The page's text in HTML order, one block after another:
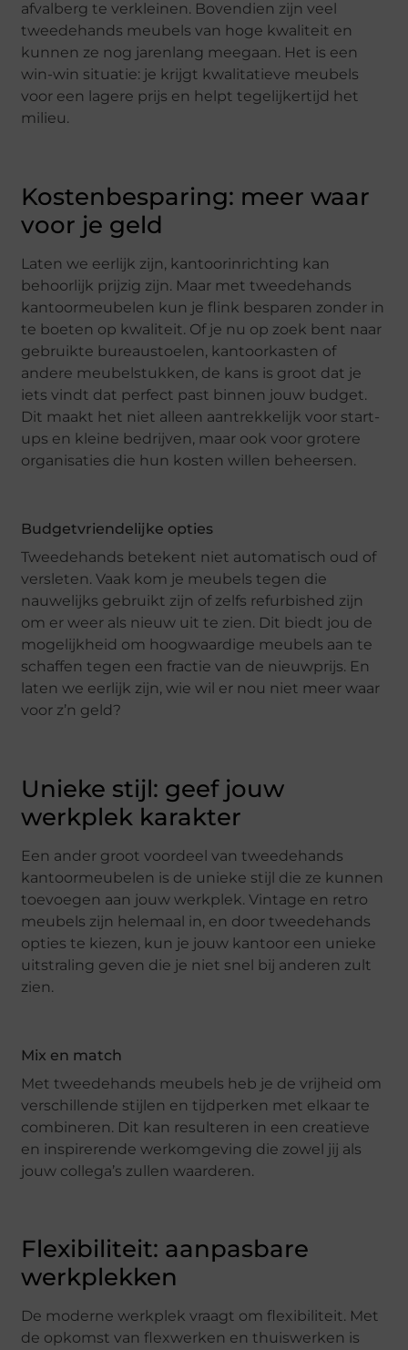
afvalberg te verkleinen. Bovendien zijn veel
tweedehands meubels van hoge kwaliteit en
kunnen ze nog jarenlang meegaan. Het is een
win-win situatie: je krijgt kwalitatieve meubels
voor een lagere prijs en helpt tegelijkertijd het
milieu.
Kostenbesparing: meer waar
voor je geld
Laten we eerlijk zijn, kantoorinrichting kan
behoorlijk prijzig zijn. Maar met tweedehands
kantoormeubelen kun je flink besparen zonder in
te boeten op kwaliteit. Of je nu op zoek bent naar
gebruikte bureaustoelen, kantoorkasten of
andere meubelstukken, de kans is groot dat je
iets vindt dat perfect past binnen jouw budget.
Dit maakt het niet alleen aantrekkelijk voor start-
ups en kleine bedrijven, maar ook voor grotere
organisaties die hun kosten willen beheersen.
Budgetvriendelijke opties
Tweedehands betekent niet automatisch oud of
versleten. Vaak kom je meubels tegen die
nauwelijks gebruikt zijn of zelfs refurbished zijn
om er weer als nieuw uit te zien. Dit biedt jou de
mogelijkheid om hoogwaardige meubels aan te
schaffen tegen een fractie van de nieuwprijs. En
laten we eerlijk zijn, wie wil er nou niet meer waar
voor z’n geld?
Unieke stijl: geef jouw
werkplek karakter
Een ander groot voordeel van tweedehands
kantoormeubelen is de unieke stijl die ze kunnen
toevoegen aan jouw werkplek. Vintage en retro
meubels zijn helemaal in, en door tweedehands
opties te kiezen, kun je jouw kantoor een unieke
uitstraling geven die je niet snel bij anderen zult
zien.
Mix en match
Met tweedehands meubels heb je de vrijheid om
verschillende stijlen en tijdperken met elkaar te
combineren. Dit kan resulteren in een creatieve
en inspirerende werkomgeving die zowel jij als
jouw collega’s zullen waarderen.
Flexibiliteit: aanpasbare
werkplekken
De moderne werkplek vraagt om flexibiliteit. Met
de opkomst van flexwerken en thuiswerken is